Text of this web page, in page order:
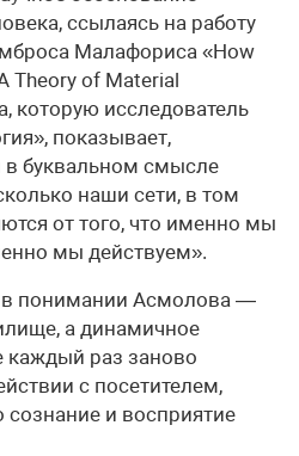
ссылаясь на работу
Малафориса «How
Theory of Material
которую исследователь
показывает,
буквальном смысле
наши сети, в том
от того, что именно мы
мы действуем».
в понимании Асмолова —
а динамичное
каждый раз заново
с посетителем,
сознание и восприятие